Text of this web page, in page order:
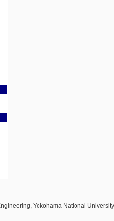
Yokohama National University